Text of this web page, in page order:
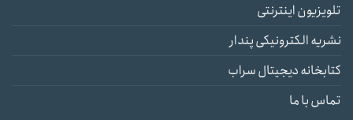
تلویزیون اینترنتی
نشریه الکترونیکی پندار
کتابخانه دیجیتال سراب
تماس با ما